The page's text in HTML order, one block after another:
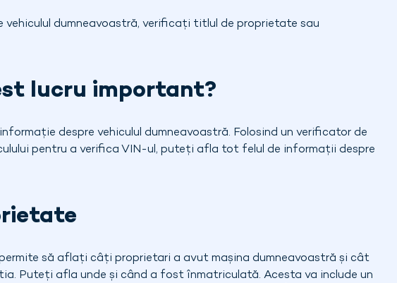
vehiculul dumneavoastră, verificați titlul de proprietate sau
lucru important?
despre vehiculul dumneavoastră. Folosind un verificator de
pentru a verifica VIN-ul, puteți afla tot felul de informații despre
să aflați câți proprietari a avut mașina dumneavoastră și cât
Puteți afla unde și când a fost înmatriculată. Acesta va include un